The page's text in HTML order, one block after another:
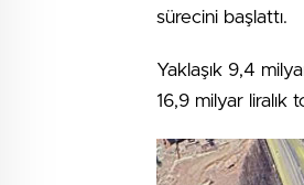
sürecini başlattı.
Yaklaşık 9,4
16,9 milyar liralık